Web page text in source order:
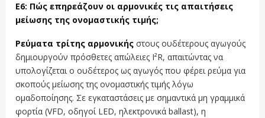
Ε6: Πώς επηρεάζουν οι αρμονικές τις απαιτήσεις
μείωσης της ονομαστικής τιμής;
Ρεύματα τρίτης αρμονικής στους ουδέτερους αγωγούς
δημιουργούν πρόσθετες απώλειες I²R, απαιτώντας να
υπολογίζεται ο ουδέτερος ως αγωγός που φέρει ρεύμα για
σκοπούς μείωσης της ονομαστικής τιμής λόγω
ομαδοποίησης. Σε εγκαταστάσεις με σημαντικά μη γραμμικά
φορτία (VFD, οδηγοί LED, ηλεκτρονικά ballast), η